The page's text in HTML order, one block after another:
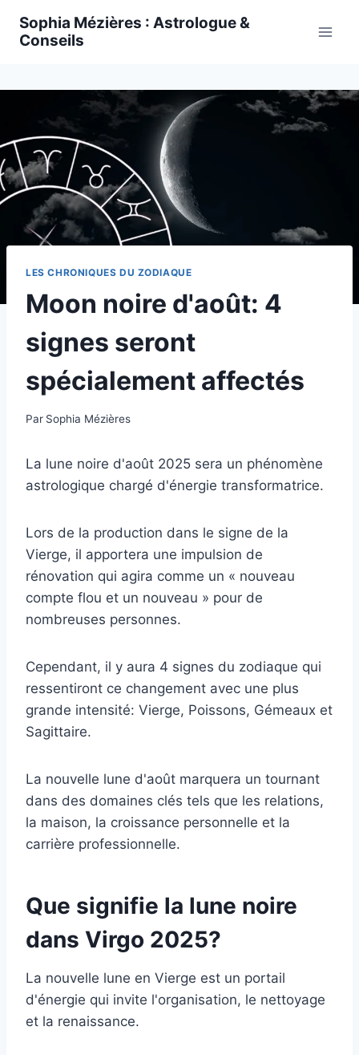
Sophia Mézières : Astrologue &
Conseils
LES CHRONIQUES DU ZODIAQUE
Moon noire d'août: 4
signes seront
spécialement affectés
Par Sophia Mézières
La lune noire d'août 2025 sera un phénomène
astrologique chargé d'énergie transformatrice.
Lors de la production dans le signe de la
Vierge, il apportera une impulsion de
rénovation qui agira comme un « nouveau
compte flou et un nouveau » pour de
nombreuses personnes.
Cependant, il y aura 4 signes du zodiaque qui
ressentiront ce changement avec une plus
grande intensité: Vierge, Poissons, Gémeaux et
Sagittaire.
La nouvelle lune d'août marquera un tournant
dans des domaines clés tels que les relations,
la maison, la croissance personnelle et la
carrière professionnelle.
Que signifie la lune noire
dans Virgo 2025?
La nouvelle lune en Vierge est un portail
d'énergie qui invite l'organisation, le nettoyage
et la renaissance.